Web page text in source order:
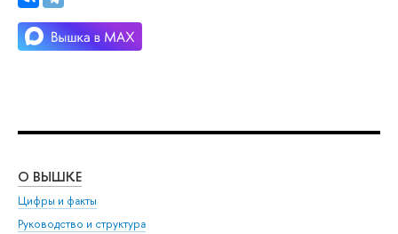
О ВЫШКЕ
Цифры и факты
Руководство и структура